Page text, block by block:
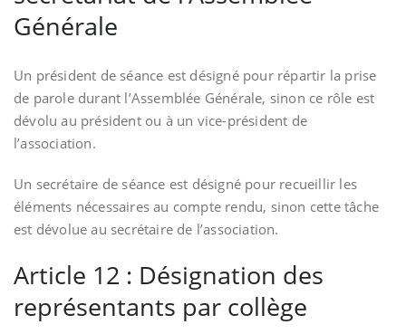
Générale
Un président de séance est désigné pour répartir la prise
de parole durant l’Assemblée Générale, sinon ce rôle est
dévolu au président ou à un vice-président de
l’association.
Un secrétaire de séance est désigné pour recueillir les
éléments nécessaires au compte rendu, sinon cette tâche
est dévolue au secrétaire de l’association.
Article 12 : Désignation des
représentants par collège